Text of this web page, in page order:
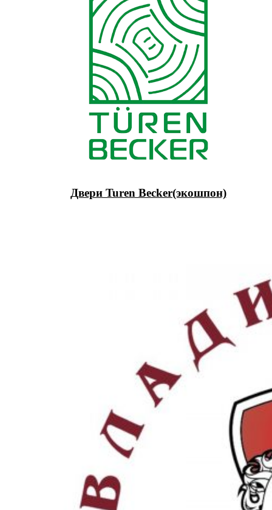
Двери Turen Becker(экошпон)